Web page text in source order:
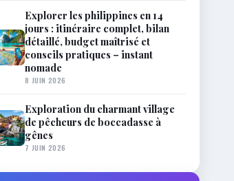
Explorer les philippines en 14
jours : itinéraire complet, bilan
détaillé, budget maîtrisé et
conseils pratiques – instant
nomade
8 JUIN 2026
Exploration du charmant village
de pêcheurs de boccadasse à
gênes
7 JUIN 2026